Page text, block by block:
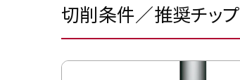
切削条件／推奨チップ